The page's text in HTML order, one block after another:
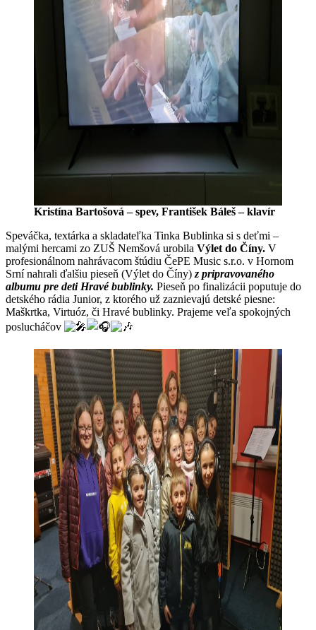
Kristína Bartošová – spev, František Báleš – klavír
Speváčka, textárka a skladateľka Tinka Bublinka si s deťmi –
malými hercami zo ZUŠ Nemšová urobila Výlet do Číny. V
profesionálnom nahrávacom štúdiu ČePE Music s.r.o. v Hornom
Srní nahrali ďalšiu pieseň (Výlet do Číny) z pripravovaného
albumu pre deti Hravé bublinky. Pieseň po finalizácii poputuje do
detského rádia Junior, z ktorého už zaznievajú detské piesne:
Maškrtka, Virtuóz, či Hravé bublinky. Prajeme veľa spokojných
poslucháčov